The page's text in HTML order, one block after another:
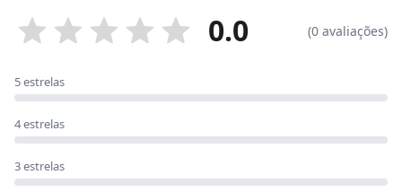
0.0 (0 avaliações)
5 estrelas
4 estrelas
3 estrelas